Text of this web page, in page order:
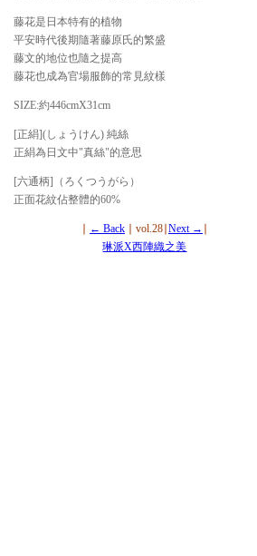
藤花是日本特有的植物
平安時代後期隨著藤原氏的繁盛
藤文的地位也隨之提高
藤花也成為官場服飾的常見紋樣
SIZE:約446cmX31cm
[正絹](しょうけん) 純絲
正絹為日文中"真絲"的意思
[六通柄]（ろくつうがら）
正面花紋佔整體的60%
← Back ∣ vol.28∣ Next →
琳派X西陣織之美